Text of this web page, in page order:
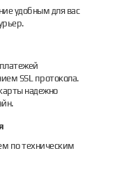
удобным для вас
SSL протокола.
надежно
по техническим